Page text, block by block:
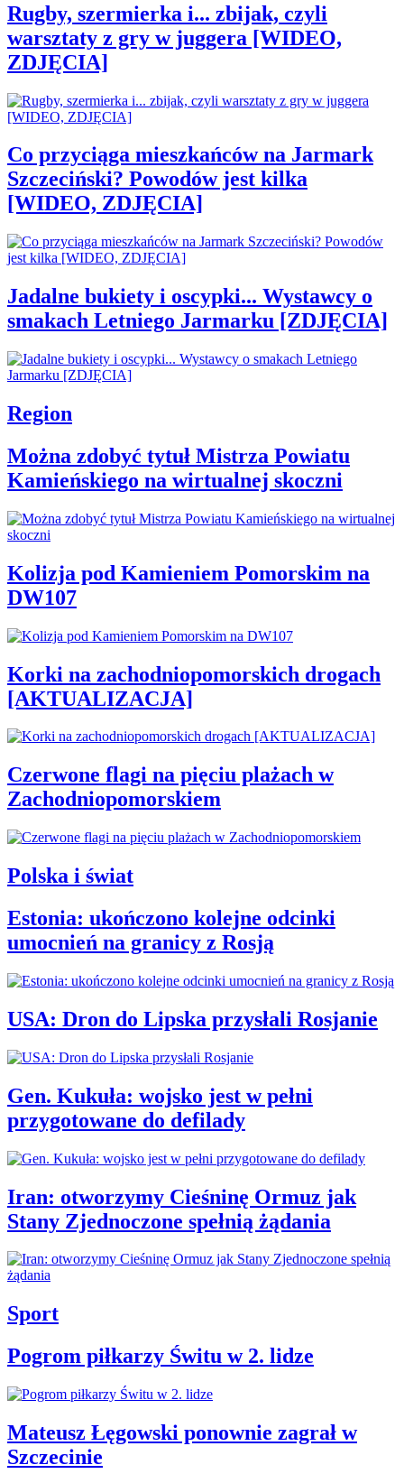
Rugby, szermierka i... zbijak, czyli
warsztaty z gry w juggera [WIDEO,
ZDJĘCIA]
Co przyciąga mieszkańców na Jarmark
Szczeciński? Powodów jest kilka
[WIDEO, ZDJĘCIA]
Jadalne bukiety i oscypki... Wystawcy o
smakach Letniego Jarmarku [ZDJĘCIA]
Region
Można zdobyć tytuł Mistrza Powiatu
Kamieńskiego na wirtualnej skoczni
Kolizja pod Kamieniem Pomorskim na
DW107
Korki na zachodniopomorskich drogach
[AKTUALIZACJA]
Czerwone flagi na pięciu plażach w
Zachodniopomorskiem
Polska i świat
Estonia: ukończono kolejne odcinki
umocnień na granicy z Rosją
USA: Dron do Lipska przysłali Rosjanie
Gen. Kukuła: wojsko jest w pełni
przygotowane do defilady
Iran: otworzymy Cieśninę Ormuz jak
Stany Zjednoczone spełnią żądania
Sport
Pogrom piłkarzy Świtu w 2. lidze
Mateusz Łęgowski ponownie zagrał w
Szczecinie